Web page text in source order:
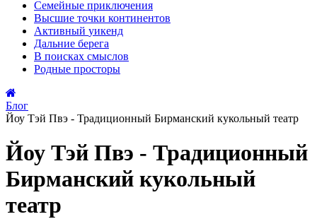
Семейные приключения
Высшие точки континентов
Активный уикенд
Дальние берега
В поисках смыслов
Родные просторы
Блог
Йоу Тэй Пвэ - Традиционный Бирманский кукольный театр
Йоу Тэй Пвэ - Традиционный
Бирманский кукольный
театр